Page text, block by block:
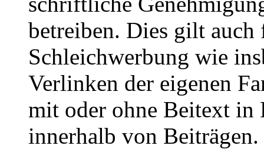
betreiben. Dies gilt auch
Schleichwerbung wie
Verlinken der eigenen
mit oder ohne Beitext in
innerhalb von Beiträgen.